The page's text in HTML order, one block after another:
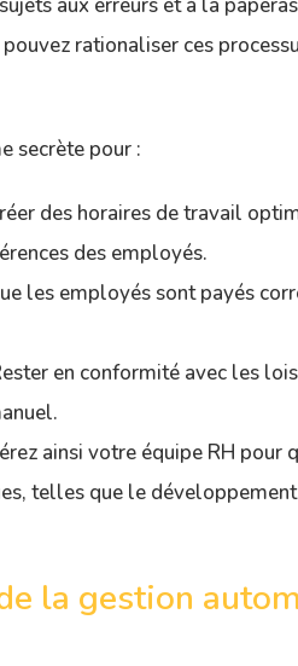
rationaliser ces
secrète pour :
des horaires de travail
des employés.
les employés sont payés
en conformité avec les
ainsi votre équipe RH pour
telles que le
la gestion